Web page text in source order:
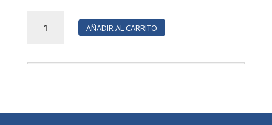
TURRON
AÑADIR AL CARRITO